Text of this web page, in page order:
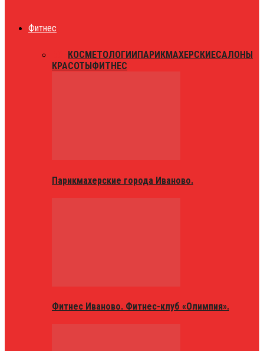
Фитнес
КОСМЕТОЛОГИИПАРИКМАХЕРСКИЕСАЛОНЫ
КРАСОТЫФИТНЕС
Парикмахерские города Иваново.
Фитнес Иваново. Фитнес-клуб «Олимпия».